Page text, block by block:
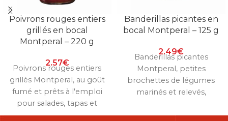
Poivrons rouges entiers
grillés en bocal
Montperal – 220 g
2.57€
Poivrons rouges entiers
grillés Montperal, au goût
fumé et prêts à l'emploi
pour salades, tapas et
plats chauds. Bocal de 220
Banderillas picantes en
bocal Montperal – 125 g
2.49€
Banderillas picantes
Montperal, petites
brochettes de légumes
marinés et relevés,
l'espagnole. Bocal de 125